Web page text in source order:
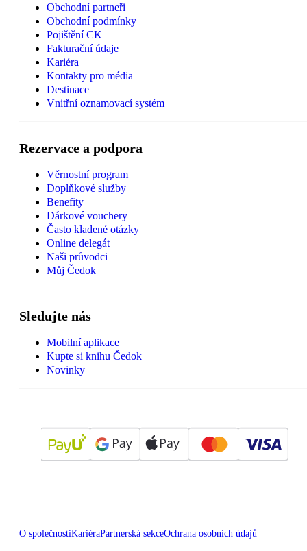
Obchodní partneři
Obchodní podmínky
Pojištění CK
Fakturační údaje
Kariéra
Kontakty pro média
Destinace
Vnitřní oznamovací systém
Rezervace a podpora
Věrnostní program
Doplňkové služby
Benefity
Dárkové vouchery
Často kladené otázky
Online delegát
Naši průvodci
Můj Čedok
Sledujte nás
Mobilní aplikace
Kupte si knihu Čedok
Novinky
O společnostiKariéraPartnerská sekceOchrana osobních údajů